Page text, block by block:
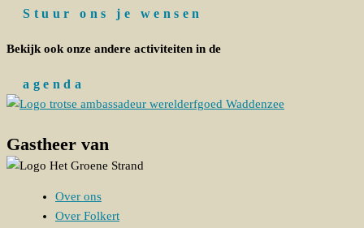
Stuur ons je wensen
Bekijk ook onze andere activiteiten in de
agenda
Gastheer van
Over ons
Over Folkert